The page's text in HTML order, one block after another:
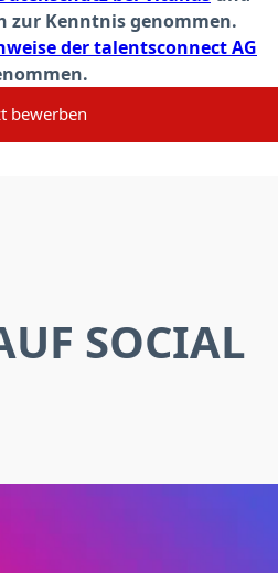
zur Kenntnis genommen.
der talentsconnect AG
bewerben
SOCIAL